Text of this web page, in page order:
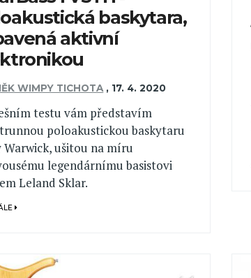
baskytara,
aktivní
WIMPY TICHOTA , 17. 4. 2020
testu vám představím
poloakustickou baskytaru
ušitou na míru
legendárnímu basistovi
Leland Sklar.